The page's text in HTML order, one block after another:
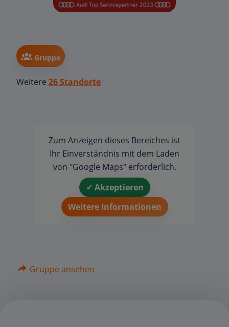
Gruppe
Weitere 26 Standorte
Zum Anzeigen dieses Bereiches ist
Ihr Einverständnis mit dem Laden
von "Google Maps" erforderlich.
✓ Akzeptieren
Weitere Informationen
Gruppe ansehen